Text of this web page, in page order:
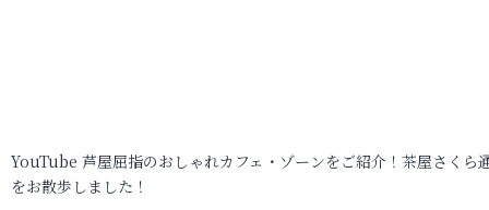
YouTube 芦屋屈指のおしゃれカフェ・ゾーンをご紹介！茶屋さくら
をお散歩しました！